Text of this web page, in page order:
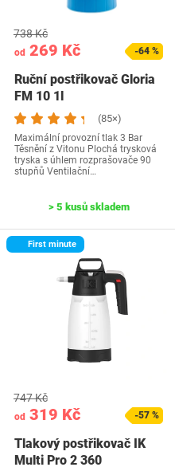
od 269 Kč
738 Kč
-64 %
Ruční postřikovač Gloria
FM 10 1l
(85×)
Maximální provozní tlak 3 Bar
Těsnění z Vitonu Plochá trysková
tryska s úhlem rozprašovače 90
stupňů Ventilační…
> 5 kusů skladem
First minute
od 319 Kč
747 Kč
-57 %
Tlakový postřikovač IK
Multi Pro 2 360